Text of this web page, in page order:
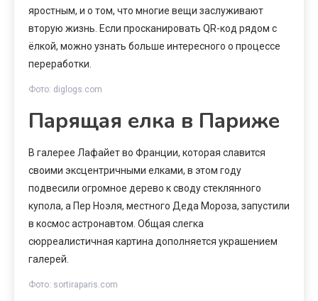
яростным, и о том, что многие вещи заслуживают
вторую жизнь. Если просканировать QR-код рядом с
ёлкой, можно узнать больше интересного о процессе
переработки.
Фото: diglogs.com
Парящая елка в Париже
В галерее Лафайет во Франции, которая славится
своими эксцентричными елками, в этом году
подвесили огромное дерево к своду стеклянного
купола, а Пер Ноэля, местного Деда Мороза, запустили
в космос астронавтом. Общая слегка
сюрреалистичная картина дополняется украшением
галерей.
Фото: sortiraparis.com